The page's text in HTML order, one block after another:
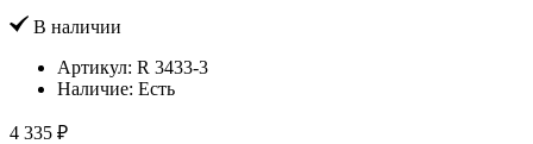
В наличии
Артикул: R 3433-3
Наличие: Есть
4 335 ₽